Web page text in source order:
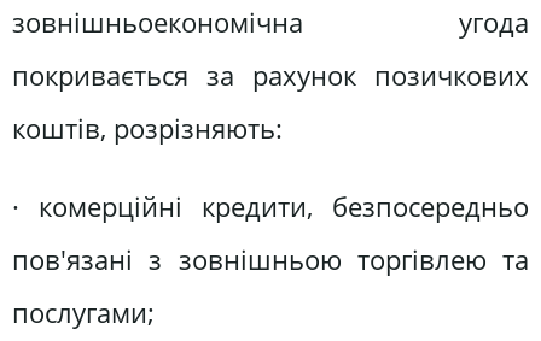
зовнішньоекономічна угода
покривається за рахунок позичкових
коштів, розрізняють:
· комерційні кредити, безпосередньо
пов'язані з зовнішньою торгівлею та
послугами;